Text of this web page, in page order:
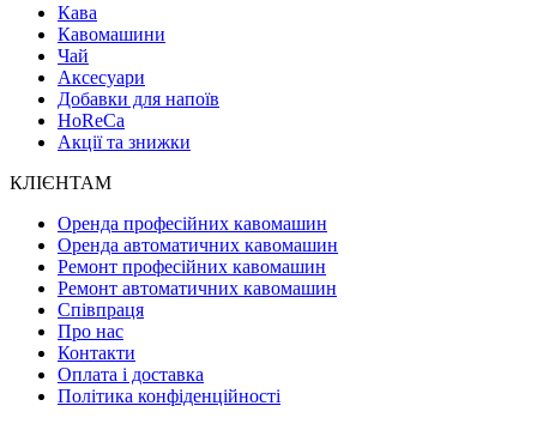
Кава
Кавомашини
Чай
Аксесуари
Добавки для напоїв
HoReCa
Акції та знижки
КЛІЄНТАМ
Оренда професійних кавомашин
Оренда автоматичних кавомашин
Ремонт професійних кавомашин
Ремонт автоматичних кавомашин
Співпраця
Про нас
Контакти
Оплата і доставка
Політика конфіденційності